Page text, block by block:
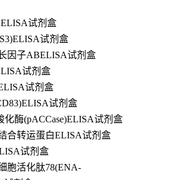
试剂盒
试剂盒
因子ABELISA试剂盒
试剂盒
试剂盒
试剂盒
酶(pACCase)ELISA试剂盒
合转运蛋白ELISA试剂盒
试剂盒
胞活化肽78(ENA-